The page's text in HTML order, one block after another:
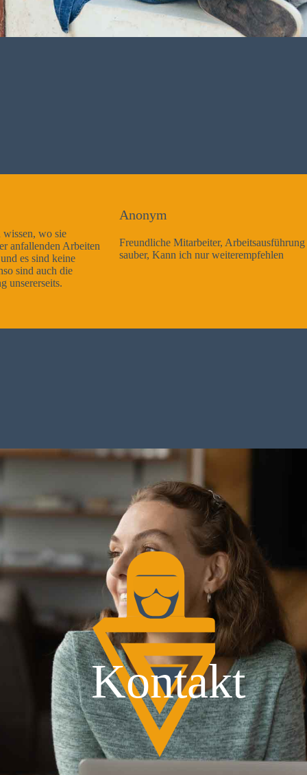
Freundliche Mitarbeiter, Arbeitsausführung sehr gut und sehr
sauber, Kann ich nur weiterempfehlen
Kontakt